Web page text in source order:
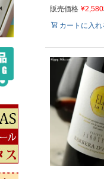
販売価格 ¥2,580
カートに入れ